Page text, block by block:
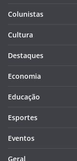
Colunistas
Cultura
Destaques
Economia
Educação
Esportes
Eventos
Geral